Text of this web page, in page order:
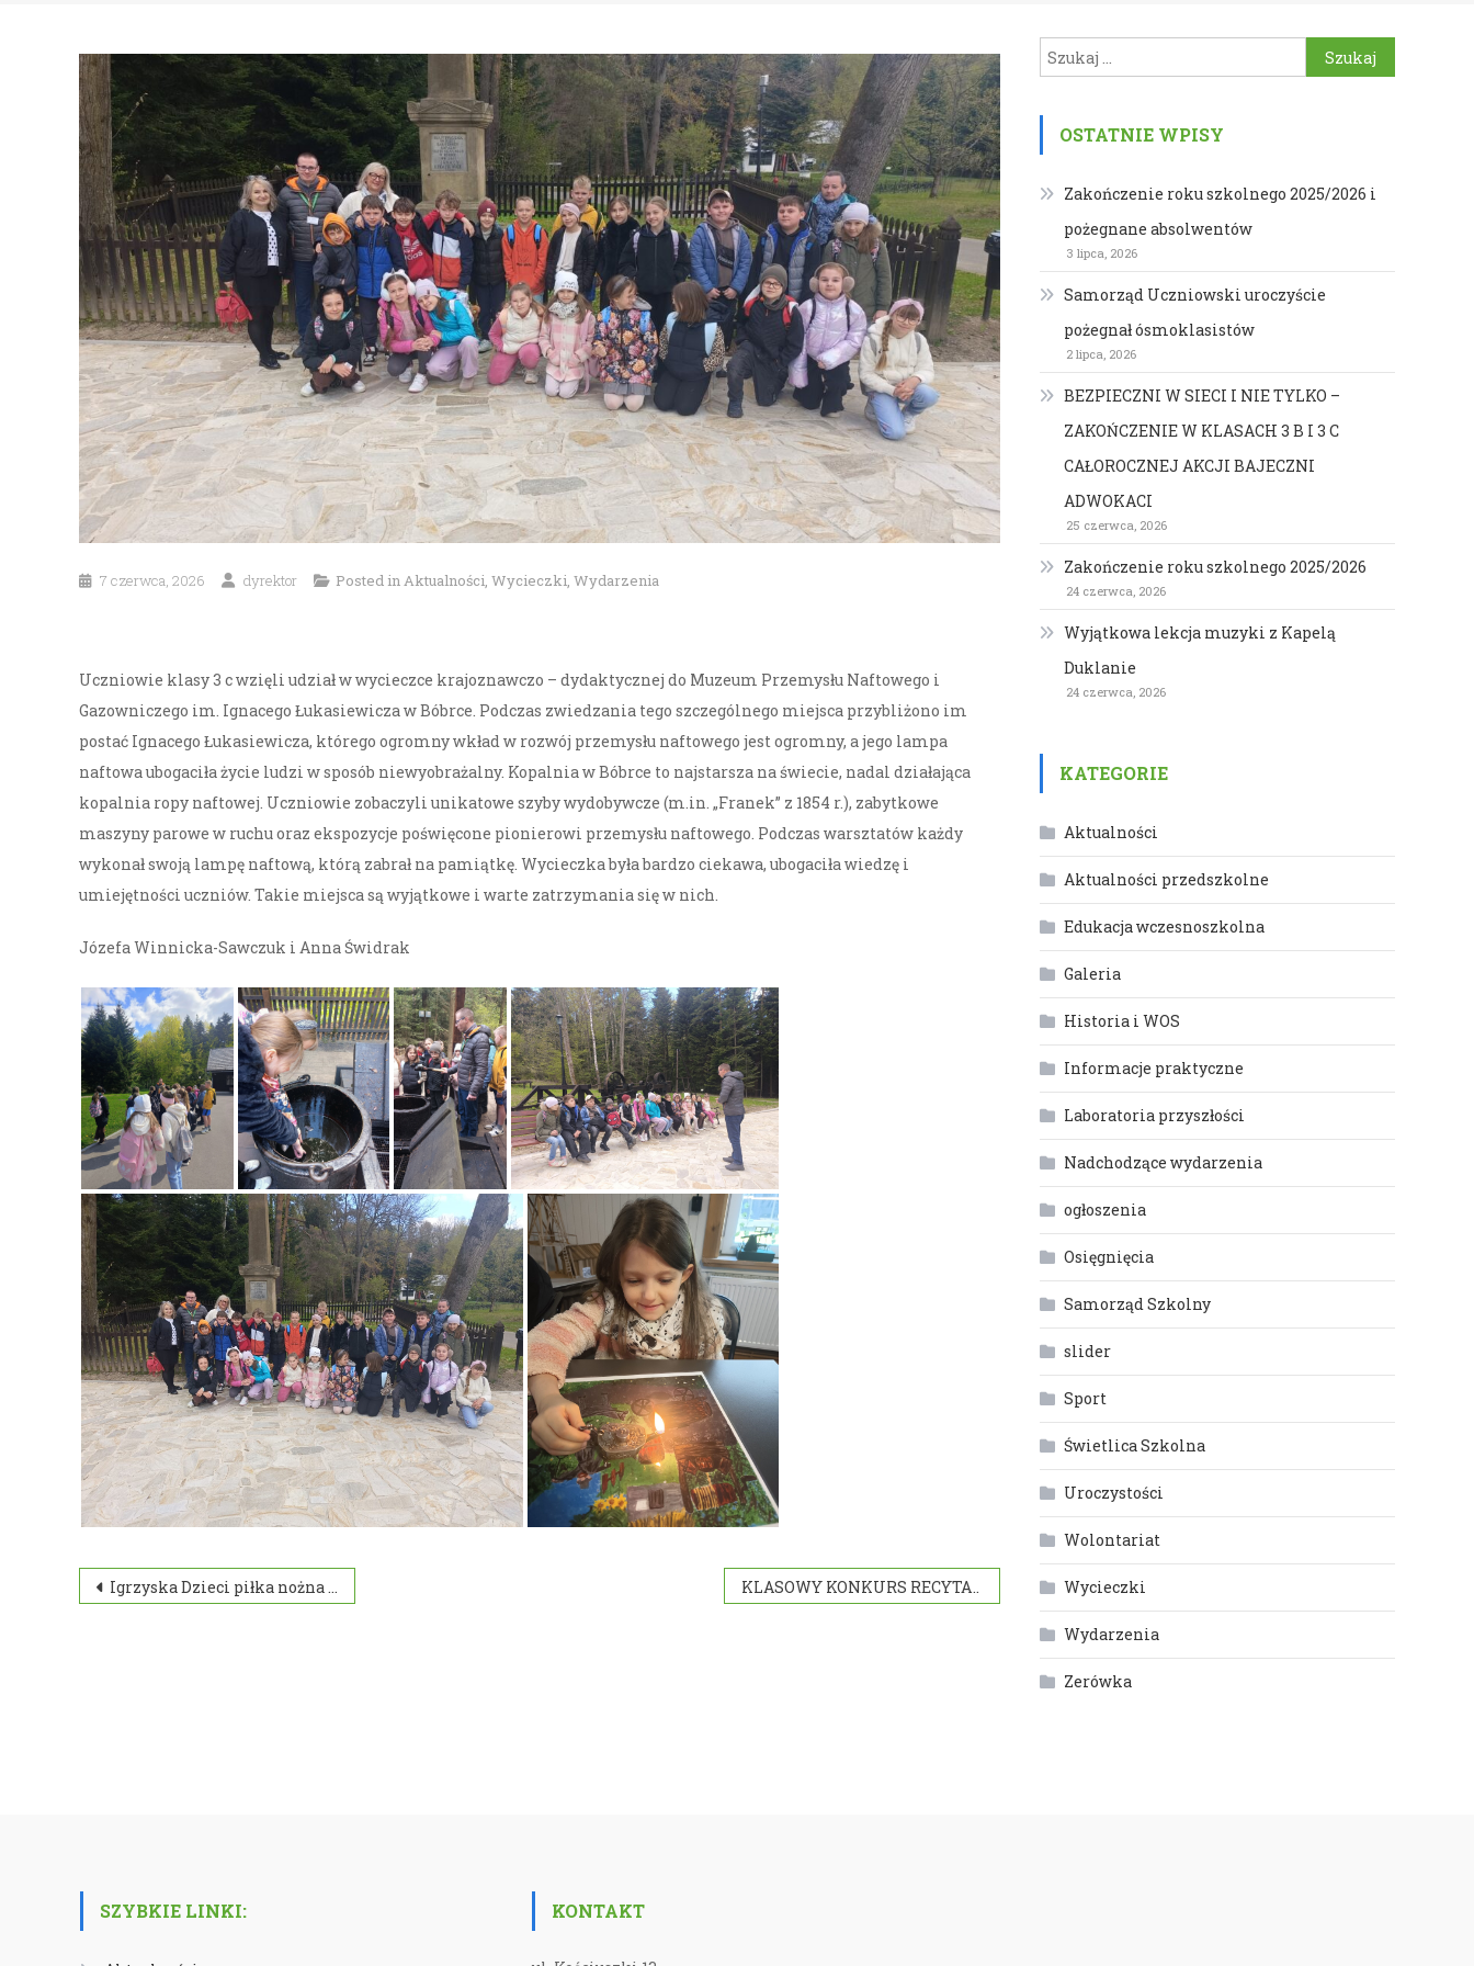
7 czerwca, 2026 dyrektor Posted inAktualności, Wycieczki, Wydarzenia
Uczniowie klasy 3 c wzięli udział w wycieczce krajoznawczo – dydaktycznej do Muzeum Przemysłu Naftowego i
Gazowniczego im. Ignacego Łukasiewicza w Bóbrce. Podczas zwiedzania tego szczególnego miejsca przybliżono im
postać Ignacego Łukasiewicza, którego ogromny wkład w rozwój przemysłu naftowego jest ogromny, a jego lampa
naftowa ubogaciła życie ludzi w sposób niewyobrażalny. Kopalnia w Bóbrce to najstarsza na świecie, nadal działająca
kopalnia ropy naftowej. Uczniowie zobaczyli unikatowe szyby wydobywcze (m.in. „Franek” z 1854 r.), zabytkowe
maszyny parowe w ruchu oraz ekspozycje poświęcone pionierowi przemysłu naftowego. Podczas warsztatów każdy
wykonał swoją lampę naftową, którą zabrał na pamiątkę. Wycieczka była bardzo ciekawa, ubogaciła wiedzę i
umiejętności uczniów. Takie miejsca są wyjątkowe i warte zatrzymania się w nich.
Józefa Winnicka-Sawczuk i Anna Świdrak
Nawigacja
Igrzyska Dzieci piłka nożna chłopców. KLASOWY KONKURS RECYTATORSKI W 3 C
Szukaj:
OSTATNIE WPISY
Zakończenie roku szkolnego 2025/2026 i
pożegnane absolwentów
3 lipca, 2026
Samorząd Uczniowski uroczyście
pożegnał ósmoklasistów
2 lipca, 2026
BEZPIECZNI W SIECI I NIE TYLKO –
ZAKOŃCZENIE W KLASACH 3 B I 3 C
CAŁOROCZNEJ AKCJI BAJECZNI
ADWOKACI
25 czerwca, 2026
Zakończenie roku szkolnego 2025/2026
24 czerwca, 2026
Wyjątkowa lekcja muzyki z Kapelą
Duklanie
24 czerwca, 2026
KATEGORIE
Aktualności
Aktualności przedszkolne
Edukacja wczesnoszkolna
Galeria
Historia i WOS
Informacje praktyczne
Laboratoria przyszłości
Nadchodzące wydarzenia
ogłoszenia
Osięgnięcia
Samorząd Szkolny
slider
Sport
Świetlica Szkolna
Uroczystości
Wolontariat
Wycieczki
Wydarzenia
Zerówka
SZYBKIE LINKI: KONTAKT